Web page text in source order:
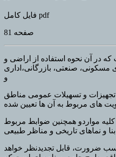
فایل کامل pdf
81 صفحه
در آن نحوه استفاده از اراضی و
صنعتی، بازرگانی،اداری
و
و تسهیلات عمومی مناطق
های مربوط به آن ها تعیین شده
مواردو همچنین ضوابط مربوط
ضرورت، قابل تجدیدنظر خواهد